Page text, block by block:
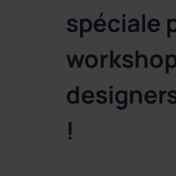
spéciale
!